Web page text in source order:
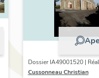
Dossier IA49001520 |
Cussonneau Christian